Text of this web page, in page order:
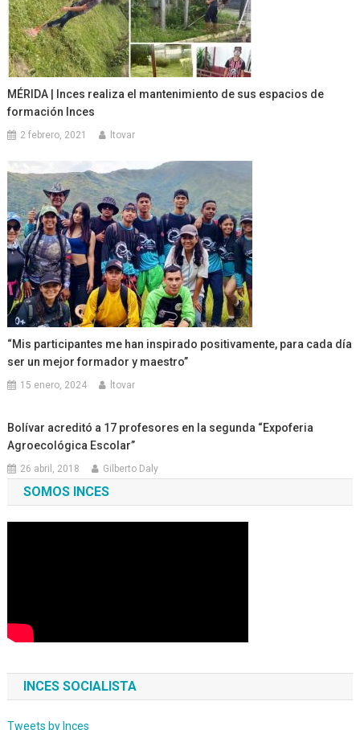
MÉRIDA | Inces realiza el mantenimiento de sus espacios de
formación Inces
2 febrero, 2021 ltovar
“Mis participantes me han inspirado positivamente, para cada día
ser un mejor formador y maestro”
15 enero, 2024 ltovar
Bolívar acreditó a 17 profesores en la segunda “Expoferia
Agroecológica Escolar”
26 abril, 2018 Gilberto Daly
SOMOS INCES
INCES SOCIALISTA
Tweets by Inces